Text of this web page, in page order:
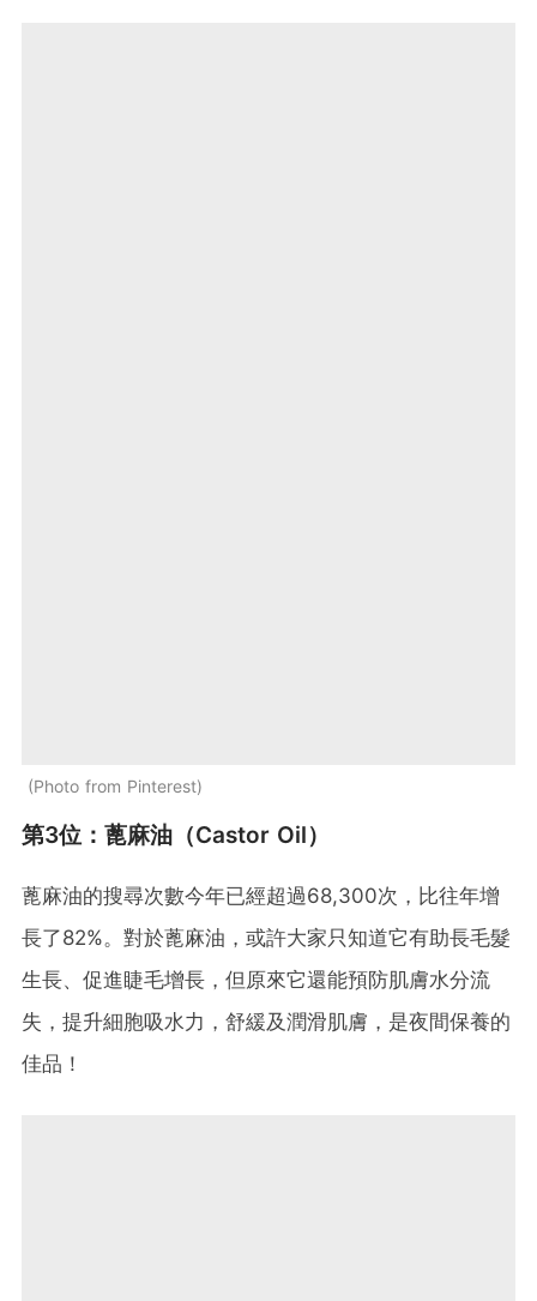
Photo from Pinterest
第3位：蓖麻油（Castor Oil）
蓖麻油的搜尋次數今年已經超過68,300次，比往年增
長了82%。對於蓖麻油，或許大家只知道它有助長毛髮
生長、促進睫毛增長，但原來它還能預防肌膚水分流
失，提升細胞吸水力，舒緩及潤滑肌膚，是夜間保養的
佳品！